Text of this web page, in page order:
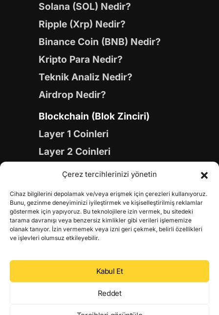
Çerez tercihlerinizi yönetin
Cihaz bilgilerini depolamak ve/veya erişmek için çerezleri kullanıyoruz.
Bunu, gezinme deneyiminizi iyileştirmek ve kişiselleştirilmiş reklamlar
göstermek için yapıyoruz. Bu teknolojilere izin vermek, bu sitedeki
tarama davranışı veya benzersiz kimlikler gibi verileri işlememize
olanak tanıyor. İzin vermemek veya izni geri çekmek, belirli özellikleri
ve işlevleri olumsuz etkileyebilir.
Kabul Et
Reddet
Solana (SOL) Nedir?
Ripple (Xrp) Nedir?
Binance Coin (BNB) Nedir?
Kripto Para Nedir?
Teknik Analiz Nedir?
Airdrop Nedir?
Blockchain (Blok Zinciri)
Layer 1 Coinleri
Layer 2 Coinleri
Yapay Zeka (AI) Coinleri
Gaming Coinleri
RWA Coinleri
DeFi Coinleri
DePIN Coinleri
Metaverse Coinleri
Web 3.0 Coinleri
Coin Türevleri